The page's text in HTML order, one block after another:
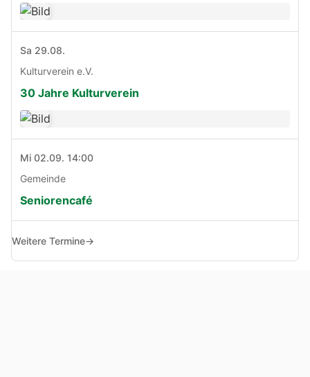
Sa 29.08.
Kulturverein e.V.
30 Jahre Kulturverein
Mi 02.09. 14:00
Gemeinde
Seniorencafé
Weitere Termine→